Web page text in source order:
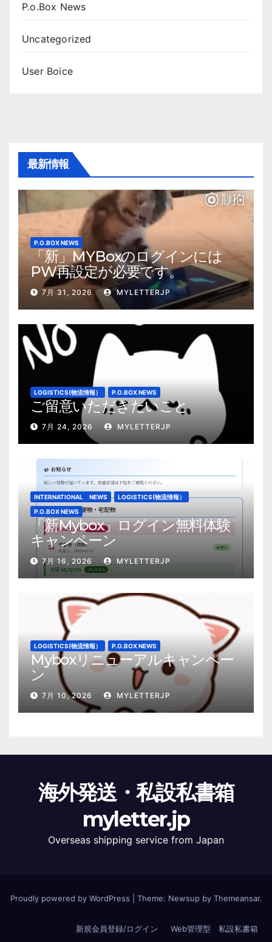
P.o.Box News
Uncategorized
User Boice
最新情報
P.O.BOX NEWS
「新」MYBoxのログインには
PW再設定が必要です。
7月 31, 2026 MYLETTERJP
LOGISTICS(物流情報） P.O.BOX NEWS
ご留意いただきたいこと
7月 24, 2026 MYLETTERJP
INTERNATIONAL NEWS
LOGISTICS(物流情報）
P.O.BOX NEWS
「新Mybox」ログイン無料体験
キャンペーン
7月 16, 2026 MYLETTERJP
LOGISTICS(物流情報） P.O.BOX NEWS
Myboxリニューアルキャンペー
ン
7月 10, 2026 MYLETTERJP
海外発送・私設私書箱
myletter.jp
Overseas shipping service from Japan
Proudly powered by WordPress Theme: Newsup by Themeansar.
新規会員登録/ログイン Web管理型 私設私書箱